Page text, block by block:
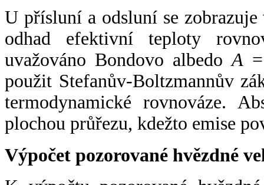
U přísluní a odsluní se
odhad efektivní teploty
uvažováno Bondovo albedoA
použit Stefanův-Boltzmannův
termodynamické rovnováze.
plochou průřezu, kdežto emise
Výpočet pozorované hvězdné